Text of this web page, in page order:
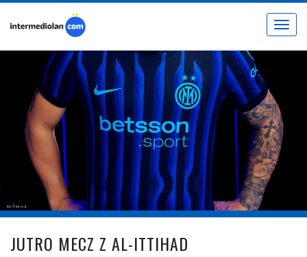
Toggle
fot. © inter.it
JUTRO MECZ Z AL-ITTIHAD